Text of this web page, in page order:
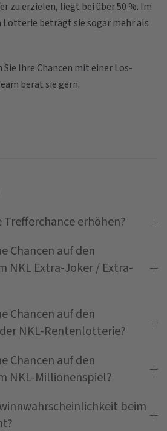
zu erzielen, liegt bei über 50 %. Im
Lotterie beträgt sie sogar mehr als
Ihre Chancen mit einer Los-
berät sie gern.
Trefferchance erhöhen?
Chancen auf den
NKL Extra-Joker / Extra-
Chancen auf den
NKL-Rentenlotterie?
Chancen auf den
NKL-Millionenspiel?
beim